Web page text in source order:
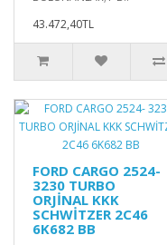
43.472,40TL
FORD CARGO 2524-
3230 TURBO
ORJİNAL KKK
SCHWİTZER 2C46
6K682 BB